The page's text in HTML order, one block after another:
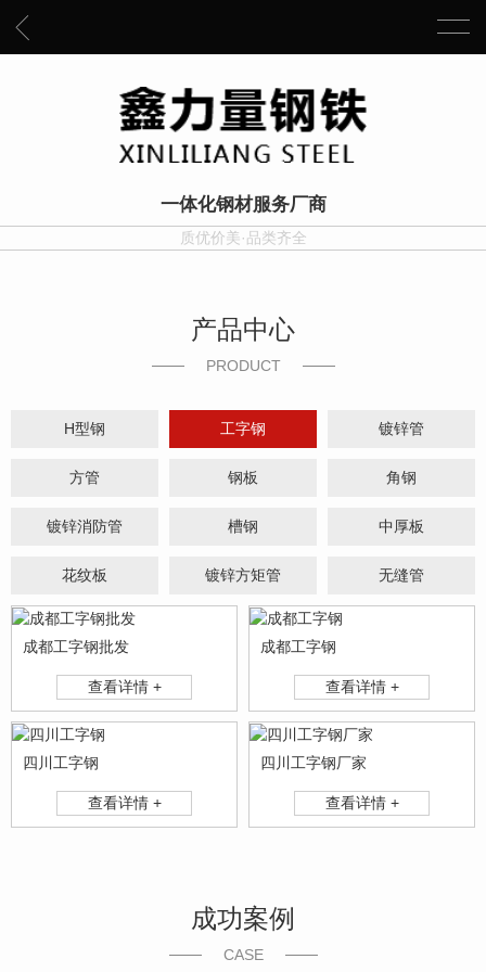
一体化钢材服务厂商
质优价美·品类齐全
产品中心
PRODUCT
H型钢 工字钢 镀锌管
方管 钢板 角钢
镀锌消防管 槽钢 中厚板
花纹板 镀锌方矩管 无缝管
成都工字钢批发
查看详情 +
成都工字钢
查看详情 +
四川工字钢
查看详情 +
四川工字钢厂家
查看详情 +
成功案例
CASE